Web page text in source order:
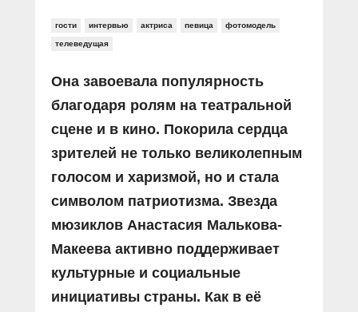
гости интервью актриса певица фотомодель
телеведущая
Она завоевала популярность
благодаря ролям на театральной
сцене и в кино. Покорила сердца
зрителей не только великолепным
голосом и харизмой, но и стала
символом патриотизма. Звезда
мюзиклов Анастасия Малькова-
Макеева активно поддерживает
культурные и социальные
инициативы страны. Как в её